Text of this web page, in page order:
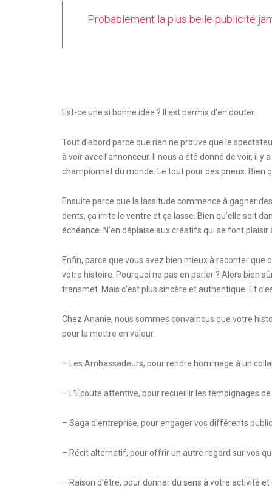
Probablement la plus belle publicité
Est-ce une si bonne idée ? Il est permis d’en douter.
Tout d’abord parce que rien ne prouve que le
à voir avec l’annonceur. Il nous a été donné de voir, il
championnat du monde. Le tout pour des pneus. Bien
Ensuite parce que la lassitude commence à gagner
dents, ça irrite le ventre et ça lasse. Bien qu’elle soit
échéance. N’en déplaise aux créatifs qui se font
Enfin, parce que vous avez bien mieux à raconter que
votre histoire. Pourquoi ne pas en parler ? Alors bien
transmet. Mais c’est plus sincère et authentique. Et
Chez Ananie, nous sommes convaincus que votre
pour la mettre en valeur.
– Les Ambassadeurs, pour rendre hommage à un
– L’Écoute attentive, pour recueillir les témoignages
– Saga d’entreprise, pour engager vos différents
– Récit alternatif, pour offrir un autre regard sur vos
– Raison d’être, pour donner du sens à votre activité